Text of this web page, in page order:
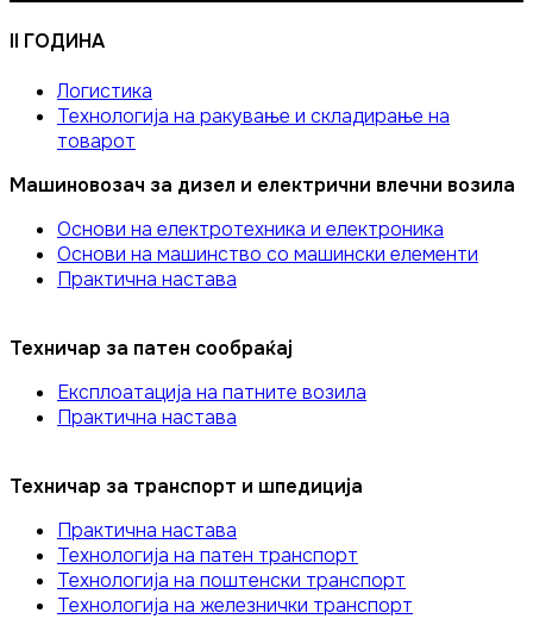
II ГОДИНА
Логистика
Технологија на ракување и складирање на
товарот
Машиновозач за дизел и електрични влечни возила
Основи на електротехника и електроника
Основи на машинство со машински елементи
Практична настава
Техничар за патен сообраќај
Експлоатација на патните возила
Практична настава
Техничар за транспорт и шпедиција
Практична настава
Технологија на патен транспорт
Технологија на поштенски транспорт
Технологија на железнички транспорт